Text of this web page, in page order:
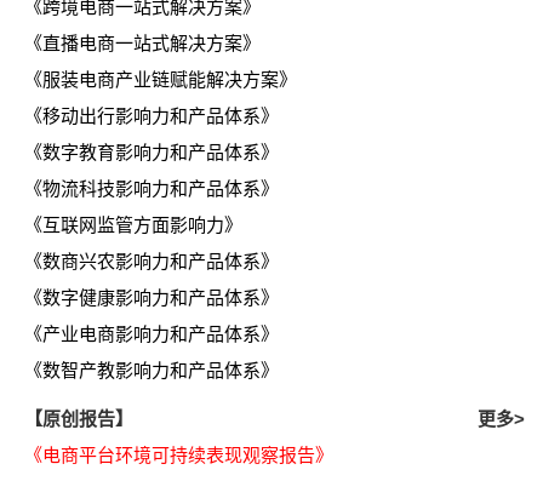
《跨境电商一站式解决方案》
《直播电商一站式解决方案》
《服装电商产业链赋能解决方案》
《移动出行影响力和产品体系》
《数字教育影响力和产品体系》
《物流科技影响力和产品体系》
《互联网监管方面影响力》
《数商兴农影响力和产品体系》
《数字健康影响力和产品体系》
《产业电商影响力和产品体系》
《数智产教影响力和产品体系》
【原创报告】
更多>
《电商平台环境可持续表现观察报告》